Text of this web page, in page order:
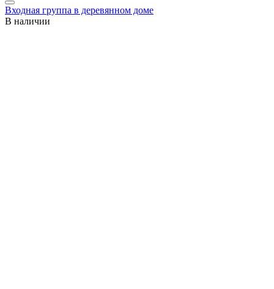
Входная группа в деревянном доме
В наличии